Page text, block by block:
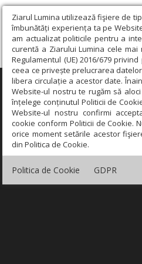
Ziarul Lumina utilizează fişiere de
îmbunătăți experiența ta pe
am actualizat politicile pentru a
curentă a Ziarului Lumina cele
Regulamentul (UE) 2016/679
ceea ce privește prelucrarea
libera circulație a acestor date.
Website-ul nostru te rugăm să
înțelege conținutul Politicii de
Website-ul nostru confirmi
cookie conform Politicii de Cookie.
orice moment setările acestor
din Politica de Cookie.
Politica de Cookie GDPR